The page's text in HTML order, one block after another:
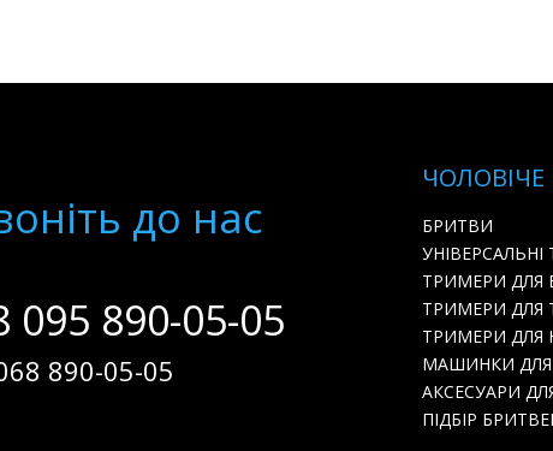
до нас
095 890-05-05
890-05-05
ЧОЛОВІЧЕ
БРИТВИ
ТРИМЕРИ ДЛЯ
ТРИМЕРИ ДЛЯ
ТРИМЕРИ ДЛЯ
МАШИНКИ
АКСЕСУАРИ
ПІДБІР